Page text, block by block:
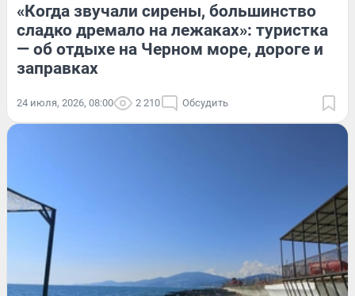
«Когда звучали сирены, большинство
сладко дремало на лежаках»: туристка
— об отдыхе на Черном море, дороге и
заправках
24 июля, 2026, 08:00 2 210 Обсудить